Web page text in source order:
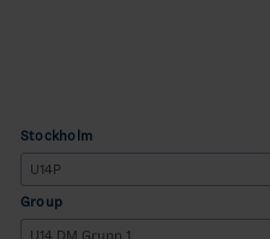
Stockholm
Group